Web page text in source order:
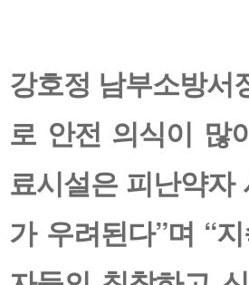
강호정 남부소방서
로 안전 의식이 많
료시설은 피난약자
가 우려된다”며 “